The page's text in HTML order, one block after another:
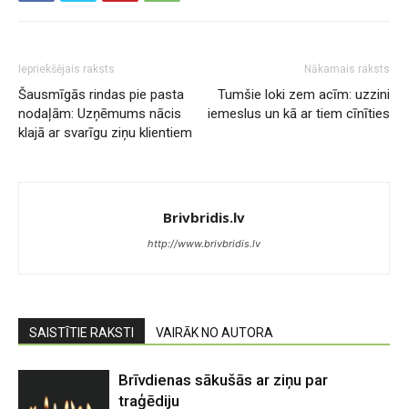
Iepriekšējais raksts
Šausmīgās rindas pie pasta
nodaļām: Uzņēmums nācis
klajā ar svarīgu ziņu klientiem
Nākamais raksts
Tumšie loki zem acīm: uzzini
iemeslus un kā ar tiem cīnīties
Brivbridis.lv
http://www.brivbridis.lv
SAISTĪTIE RAKSTI VAIRĀK NO AUTORA
Brīvdienas sākušās ar ziņu par
traģēdiju